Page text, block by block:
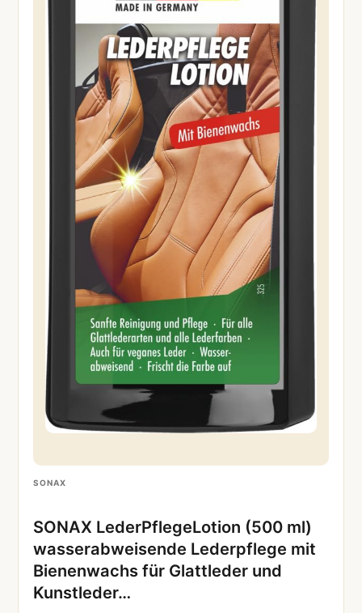
SONAX
SONAX LederPflegeLotion (500 ml)
wasserabweisende Lederpflege mit
Bienenwachs für Glattleder und
Kunstleder…